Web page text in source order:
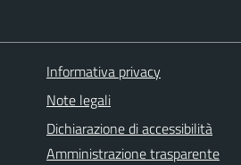
Informativa privacy
Note legali
Dichiarazione di accessibilità
Amministrazione trasparente